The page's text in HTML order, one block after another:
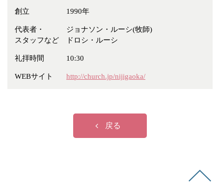
冠婚葬祭
教団教派 宿泊・研修施設
フリーワード
創立 1990年
代表者・
スタッフなど
ジョナソン・ルーシ(牧師)
ドロシ・ルーシ
礼拝時間 10:30
WEBサイト http://church.jp/nijigaoka/
戻る